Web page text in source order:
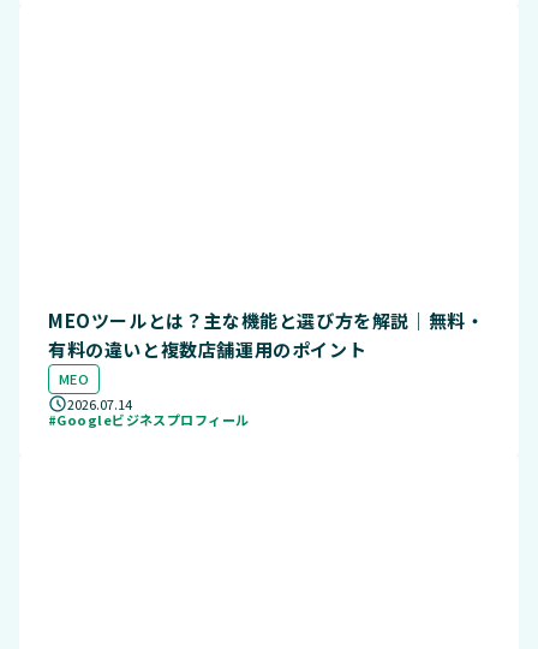
MEOツールとは？主な機能と選び方を解説｜無料・
有料の違いと複数店舗運用のポイント
MEO
2026.07.14
#Googleビジネスプロフィール